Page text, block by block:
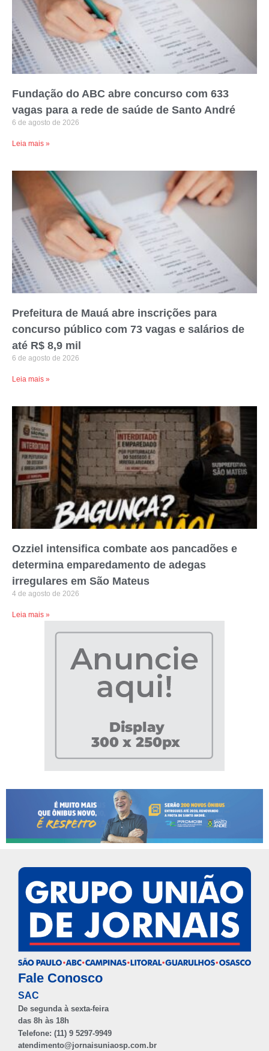
Fundação do ABC abre concurso com 633
vagas para a rede de saúde de Santo André
6 de agosto de 2026
Leia mais »
Prefeitura de Mauá abre inscrições para
concurso público com 73 vagas e salários de
até R$ 8,9 mil
6 de agosto de 2026
Leia mais »
Ozziel intensifica combate aos pancadões e
determina emparedamento de adegas
irregulares em São Mateus
4 de agosto de 2026
Leia mais »
Fale Conosco
SAC
De segunda à sexta-feira
das 8h às 18h
Telefone: (11) 9 5297-9949
atendimento@jornaisuniaosp.com.br